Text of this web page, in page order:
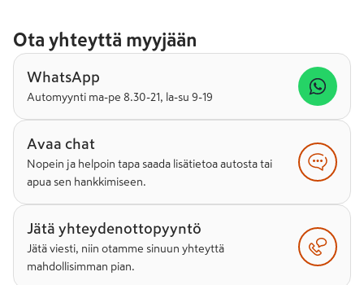
Ota yhteyttä myyjään
WhatsApp
Automyynti ma-pe 8.30-21, la-su 9-19
Avaa chat
Nopein ja helpoin tapa saada lisätietoa autosta tai
apua sen hankkimiseen.
Jätä yhteydenottopyyntö
Jätä viesti, niin otamme sinuun yhteyttä
mahdollisimman pian.